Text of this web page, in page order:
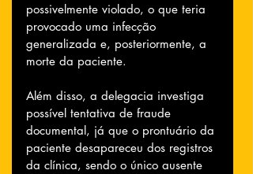
possivelmente violado, o que teria
provocado uma infecção
generalizada e, posteriormente, a
morte da paciente.
Além disso, a delegacia investiga
possível tentativa de fraude
documental, já que o prontuário da
paciente desapareceu dos registros
da clínica, sendo o único ausente